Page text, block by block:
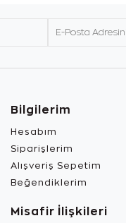
Bilgilerim
Hesabım
Siparişlerim
Alışveriş Sepetim
Beğendiklerim
Misafir İlişkileri